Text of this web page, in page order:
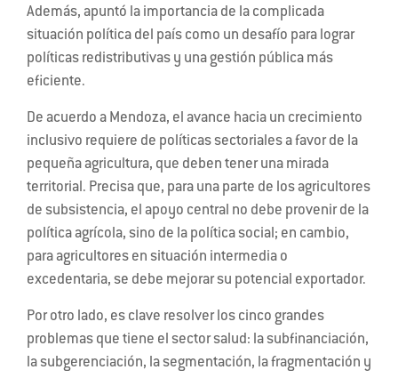
Además, apuntó la importancia de la complicada
situación política del país como un desafío para lograr
políticas redistributivas y una gestión pública más
eficiente.
De acuerdo a Mendoza, el avance hacia un crecimiento
inclusivo requiere de políticas sectoriales a favor de la
pequeña agricultura, que deben tener una mirada
territorial. Precisa que, para una parte de los agricultores
de subsistencia, el apoyo central no debe provenir de la
política agrícola, sino de la política social; en cambio,
para agricultores en situación intermedia o
excedentaria, se debe mejorar su potencial exportador.
Por otro lado, es clave resolver los cinco grandes
problemas que tiene el sector salud: la subfinanciación,
la subgerenciación, la segmentación, la fragmentación y